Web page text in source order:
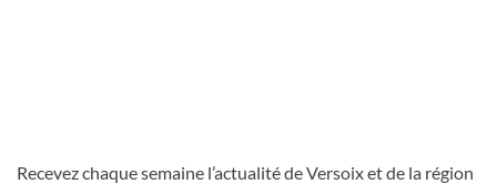
Recevez chaque semaine l’actualité de Versoix et de la région